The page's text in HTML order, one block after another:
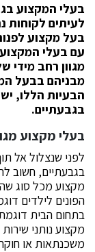
בעלי המקצוע
לעיתים לקוחות
בעל מקצוע
עם בעלי
מגוון רחב מידי
מבניהם בבעל
הבעיות הללו,
בגבעתיים.
בעלי מקצוע
לפני שנצלול אל
בגבעתיים, חשוב
מקצוע מכל סוג
הפונים לילדים
בתחום הבית
מקצוע נותני שירות
משכנתאות או